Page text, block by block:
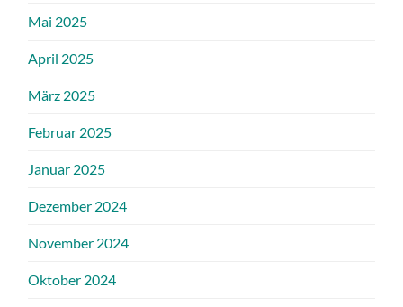
Mai 2025
April 2025
März 2025
Februar 2025
Januar 2025
Dezember 2024
November 2024
Oktober 2024